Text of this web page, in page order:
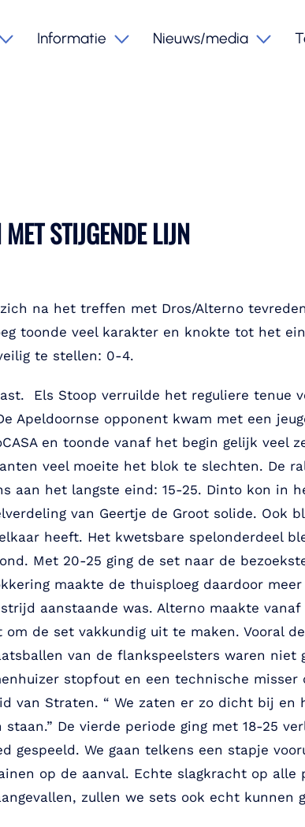
Informatie Nieuws/media
STIJGENDE LIJN
na het treffen met Dros/Alterno
toonde veel karakter en knokte tot het
te stellen: 0-4.
Els Stoop verruilde het reguliere tenue
Apeldoornse opponent kwam met een
en toonde vanaf het begin gelijk veel
veel moeite het blok te slechten. De
aan het langste eind: 15-25. Dinto kon in
van Geertje de Groot solide. Ook
heeft. Het kwetsbare spelonderdeel
Met 20-25 ging de set naar de
maakte de thuisploeg daardoor
aanstaande was. Alterno maakte
de set vakkundig uit te maken. Vooral
van de flankspeelsters waren niet
stopfout en een technische misser
van Straten. “ We zaten er zo dicht bij en
De vierde periode ging met 18-25
gespeeld. We gaan telkens een stapje
op de aanval. Echte slagkracht op
zullen we sets ook echt kunnen